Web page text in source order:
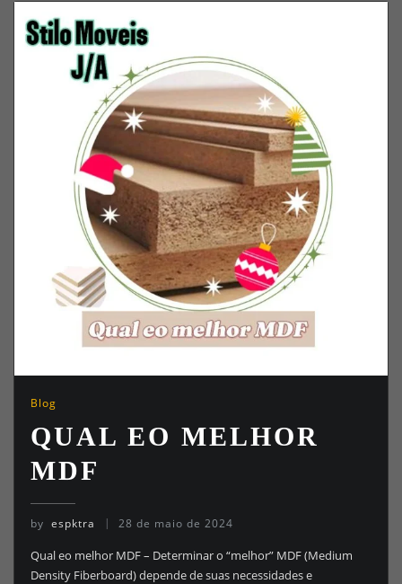
Blog
QUAL EO MELHOR
MDF
by espktra 28 de maio de 2024
Qual eo melhor MDF – Determinar o “melhor” MDF (Medium
Density Fiberboard) depende de suas necessidades e